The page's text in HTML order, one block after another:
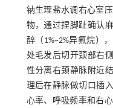
钠生理盐水调右心室
物，通过捏脚趾确认
醉（1%~2%异氟烷）
处毛发后切开颈部右
性分离右颈静脉附近
理后在静脉做切口插
心率、呼吸频率和右